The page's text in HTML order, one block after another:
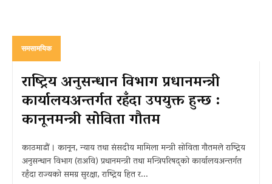
समसामयिक
राष्ट्रिय अनुसन्धान विभाग प्रधानमन्त्री
कार्यालयअन्तर्गत रहँदा उपयुक्त हुन्छ :
कानूनमन्त्री सोविता गौतम
काठमाडौं । कानून, न्याय तथा संसदीय मामिला मन्त्री सोविता गौतमले राष्ट्रिय
अनुसन्धान विभाग (राअवि) प्रधानमन्त्री तथा मन्त्रिपरिषद्को कार्यालयअन्तर्गत
रहँदा राज्यको समग्र सुरक्षा, राष्ट्रिय हित र...